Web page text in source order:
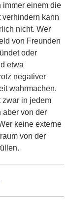
immer einem die
verhindern kann
nicht. Wer
von Freunden
oder
etwa
negativer
wahrmachen.
zwar in jedem
aber von der
keine externe
von der